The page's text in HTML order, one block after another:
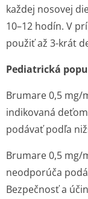
každej nosovej
10–12 hodín. V
použiť až 3-krát
Pediatrická
Brumare 0,5 mg/
indikovaná
podávať podľa
Brumare 0,5 mg/
neodporúča
Bezpečnosť a